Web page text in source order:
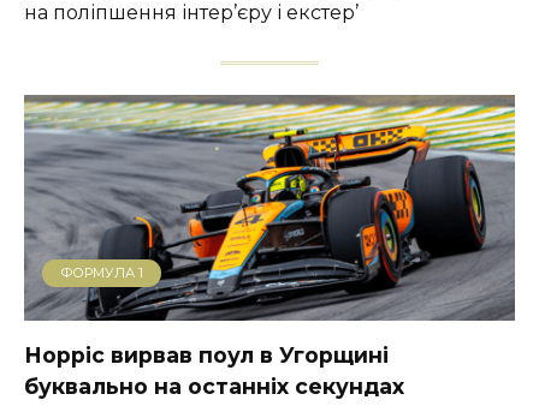
на поліпшення інтер’єру і екстер’
ФОРМУЛА 1
Норріс вирвав поул в Угорщині
буквально на останніх секундах